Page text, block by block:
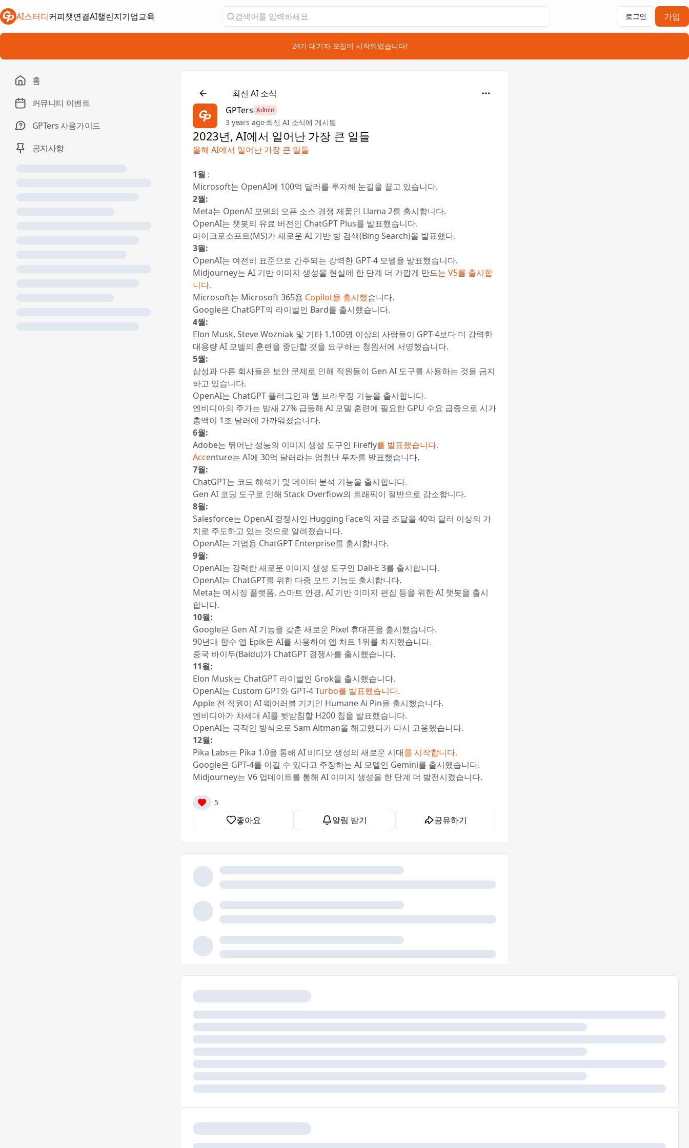
AI스터디커피챗연결
새 탭에서 열림AI챌린지
새 탭에서 열림
기업교육
새 탭에서 열림 가입
로그인
📣 24기 대기자 모집이 시작되었습니다!
홈
커뮤니티 이벤트
GPTers 사용가이드
공지사항
📰최신 AI 소식
GPTers Admin
3 years ago·최신 AI 소식에 게시됨
2023년, AI에서 일어난 가장 큰 일들
올해 AI에서 일어난 가장 큰 일들
1월 :
Microsoft는 OpenAI에 100억 달러를 투자해 눈길을 끌고 있습니다.
2월:
Meta는 OpenAI 모델의 오픈 소스 경쟁 제품인 Llama 2를 출시합니다.
OpenAI는 챗봇의 유료 버전인 ChatGPT Plus를 발표했습니다.
마이크로소프트(MS)가 새로운 AI 기반 빙 검색(Bing Search)을 발표했다.
3월:
OpenAI는 여전히 표준으로 간주되는 강력한 GPT-4 모델을 발표했습니다.
Midjourney는 AI 기반 이미지 생성을 현실에 한 단계 더 가깝게 만드는 V5를 출시합
니다.
Microsoft는 Microsoft 365용 Copilot을 출시했습니다.
Google은 ChatGPT의 라이벌인 Bard를 출시했습니다.
4월:
Elon Musk, Steve Wozniak 및 기타 1,100명 이상의 사람들이 GPT-4보다 더 강력한
대용량 AI 모델의 훈련을 중단할 것을 요구하는 청원서에 서명했습니다.
5월:
삼성과 다른 회사들은 보안 문제로 인해 직원들이 Gen AI 도구를 사용하는 것을 금지
하고 있습니다.
OpenAI는 ChatGPT 플러그인과 웹 브라우징 기능을 출시합니다.
엔비디아의 주가는 밤새 27% 급등해 AI 모델 훈련에 필요한 GPU 수요 급증으로 시가
총액이 1조 달러에 가까워졌습니다.
6월:
Adobe는 뛰어난 성능의 이미지 생성 도구인 Firefly를 발표했습니다.
Accenture는 AI에 30억 달러라는 엄청난 투자를 발표했습니다.
7월:
ChatGPT는 코드 해석기 및 데이터 분석 기능을 출시합니다.
Gen AI 코딩 도구로 인해 Stack Overflow의 트래픽이 절반으로 감소합니다.
8월:
Salesforce는 OpenAI 경쟁사인 Hugging Face의 자금 조달을 40억 달러 이상의 가
치로 주도하고 있는 것으로 알려졌습니다.
OpenAI는 기업용 ChatGPT Enterprise를 출시합니다.
9월:
OpenAI는 강력한 새로운 이미지 생성 도구인 Dall-E 3를 출시합니다.
OpenAI는 ChatGPT를 위한 다중 모드 기능도 출시합니다.
Meta는 메시징 플랫폼, 스마트 안경, AI 기반 이미지 편집 등을 위한 AI 챗봇을 출시
합니다.
10월:
Google은 Gen AI 기능을 갖춘 새로운 Pixel 휴대폰을 출시했습니다.
90년대 향수 앱 Epik은 AI를 사용하여 앱 차트 1위를 차지했습니다.
중국 바이두(Baidu)가 ChatGPT 경쟁사를 출시했습니다.
11월:
Elon Musk는 ChatGPT 라이벌인 Grok을 출시했습니다.
OpenAI는 Custom GPT와 GPT-4 Turbo를 발표했습니다.
Apple 전 직원이 AI 웨어러블 기기인 Humane Ai Pin을 출시했습니다.
엔비디아가 차세대 AI를 뒷받침할 H200 칩을 발표했습니다.
OpenAI는 극적인 방식으로 Sam Altman을 해고했다가 다시 고용했습니다.
12월:
Pika Labs는 Pika 1.0을 통해 AI 비디오 생성의 새로운 시대를 시작합니다.
Google은 GPT-4를 이길 수 있다고 주장하는 AI 모델인 Gemini를 출시했습니다.
Midjourney는 V6 업데이트를 통해 AI 이미지 생성을 한 단계 더 발전시켰습니다.
5
좋아요 알림 받기 공유하기